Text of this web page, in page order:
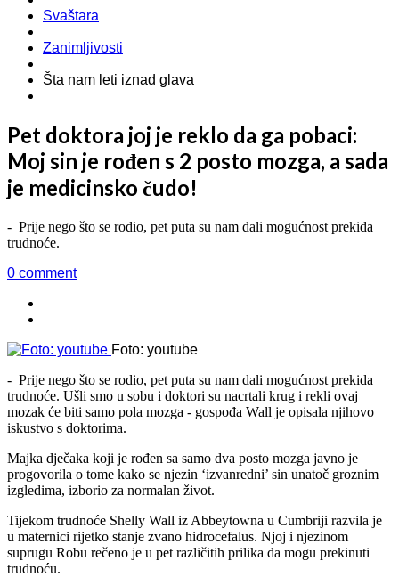
Svaštara
Zanimljivosti
Šta nam leti iznad glava
Pet doktora joj je reklo da ga pobaci:
Moj sin je rođen s 2 posto mozga, a sada
je medicinsko čudo!
- Prije nego što se rodio, pet puta su nam dali mogućnost prekida
trudnoće.
0 comment
Foto: youtube
- Prije nego što se rodio, pet puta su nam dali mogućnost prekida
trudnoće. Ušli smo u sobu i doktori su nacrtali krug i rekli ovaj
mozak će biti samo pola mozga - gospođa Wall je opisala njihovo
iskustvo s doktorima.
Majka dječaka koji je rođen sa samo dva posto mozga javno je
progovorila o tome kako se njezin ‘izvanredni’ sin unatoč groznim
izgledima, izborio za normalan život.
Tijekom trudnoće Shelly Wall iz Abbeytowna u Cumbriji razvila je
u maternici rijetko stanje zvano hidrocefalus. Njoj i njezinom
suprugu Robu rečeno je u pet različitih prilika da mogu prekinuti
trudnoću.